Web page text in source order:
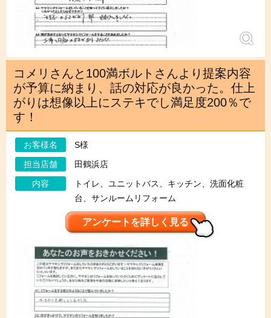
コメリさんと100満ボルトさんより提案内容
が予算に納まり、話の対応が良かった。仕上
がりは想像以上にステキでし満足度200％で
す！
お客様名
S様
担当店舗
田鶴浜店
内容
トイレ、ユニットバス、キッチン、洗面化粧
台、サンルームリフォーム
アンケートを詳しく見る